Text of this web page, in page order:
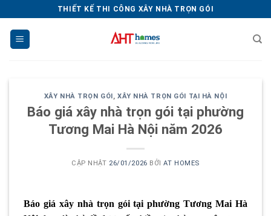
dung
THIẾT KẾ THI CÔNG XÂY NHÀ TRỌN GÓI
XÂY NHÀ TRỌN GÓI, XÂY NHÀ TRỌN GÓI TẠI HÀ NỘI
Báo giá xây nhà trọn gói tại phường
Tương Mai Hà Nội năm 2026
CẬP NHẬT 26/01/2026 BỞIAT HOMES
Báo giá xây nhà trọn gói tại phường Tương Mai Hà